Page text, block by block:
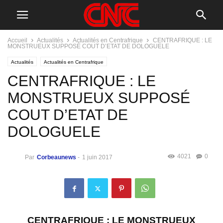
Accueil Actualités Actualités en Centrafrique
CENTRAFRIQUE : LE
MONSTRUEUX SUPPOSÉ COUT D’ETAT DE DOLOGUELE
Actualités Actualités en Centrafrique
CENTRAFRIQUE : LE
MONSTRUEUX SUPPOSÉ
COUT D’ETAT DE
DOLOGUELE
Par Corbeaunews - 1 juin 2017 0
4021
CENTRAFRIQUE : LE MONSTRUEUX